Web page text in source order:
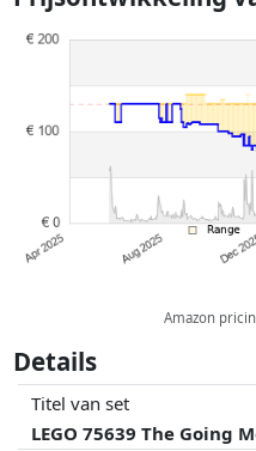
Prijzen en beschikbaarheid
kunnen historische prestaties
Amazon
Details
Titel van set
LEGO 75639 The Going